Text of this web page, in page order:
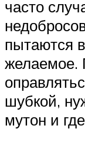
часто
пытаются
желаемое.
шубкой,
мутон и